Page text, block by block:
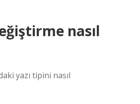
nasıl
yazı tipini nasıl